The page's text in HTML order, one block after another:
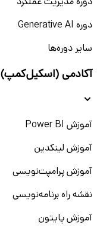
دوره Generative AI
سایر دوره‌ها
آکادمی (اسکیل‌کمپ)
آموزش Power BI
آموزش لینکدین
آموزش پرامپت‌نویسی
نقشه راه برنامه‌نویسی
آموزش پایتون